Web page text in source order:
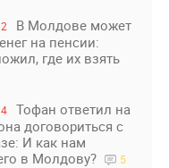
В Молдове может
на пенсии:
где их взять
Тофан ответил на
договориться с
И как нам
в Молдову?
5